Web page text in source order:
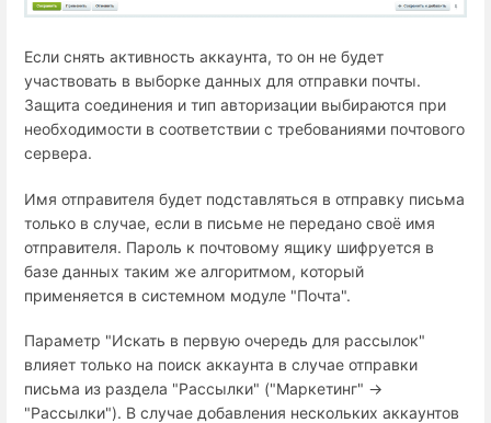
Если снять активность аккаунта, то он не будет
участвовать в выборке данных для отправки почты.
Защита соединения и тип авторизации выбираются при
необходимости в соответствии с требованиями почтового
сервера.
Имя отправителя будет подставляться в отправку письма
только в случае, если в письме не передано своё имя
отправителя. Пароль к почтовому ящику шифруется в
базе данных таким же алгоритмом, который
применяется в системном модуле "Почта".
Параметр "Искать в первую очередь для рассылок"
влияет только на поиск аккаунта в случае отправки
письма из раздела "Рассылки" ("Маркетинг" →
"Рассылки"). В случае добавления нескольких аккаунтов